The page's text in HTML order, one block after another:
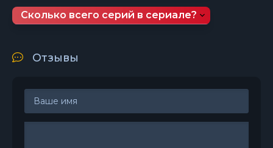
Сколько всего серий в сериале?
Отзывы